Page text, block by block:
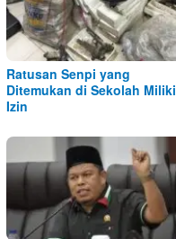
Ratusan Senpi yang
Ditemukan di Sekolah Miliki
Izin